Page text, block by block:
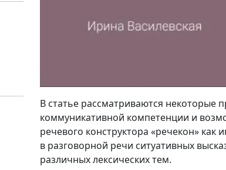
В статье рассматриваются
коммуникативной компетенции и
речевого конструктора «речекон»
в разговорной речи ситуативных
различных лексических тем.